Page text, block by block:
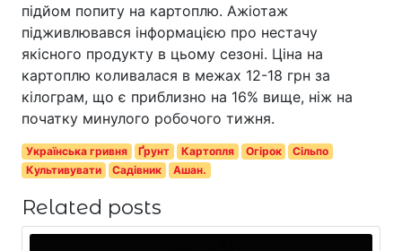
підйом попиту на картоплю. Ажіотаж
підживлювався інформацією про нестачу
якісного продукту в цьому сезоні. Ціна на
картоплю коливалася в межах 12-18 грн за
кілограм, що є приблизно на 16% вище, ніж на
початку минулого робочого тижня.
Українська гривня Ґрунт Картопля Огірок
Сільпо
Культивувати
Садівник Ашан.
Related posts